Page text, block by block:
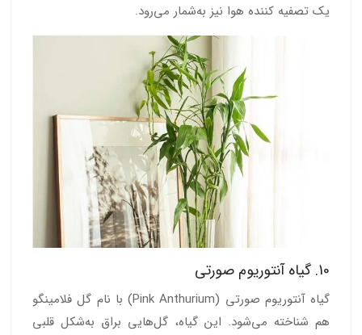
یک تصفیه کننده هوا نیز به‌شمار می‌رود.
10. گیاه آنتوریوم صورتی
گیاه آنتوریوم صورتی (Pink Anthurium) با نام گل فلامینگو
هم شناخته می‌شود. این گیاه، گل‌هایی براق به‌شکل قلبی